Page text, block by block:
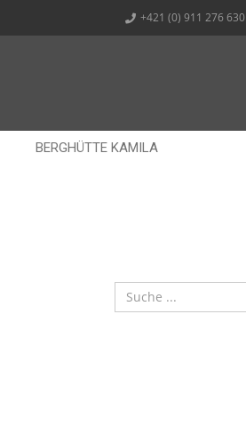
+421 (0) 911 276 630
BERGHÜTTE KAMILA